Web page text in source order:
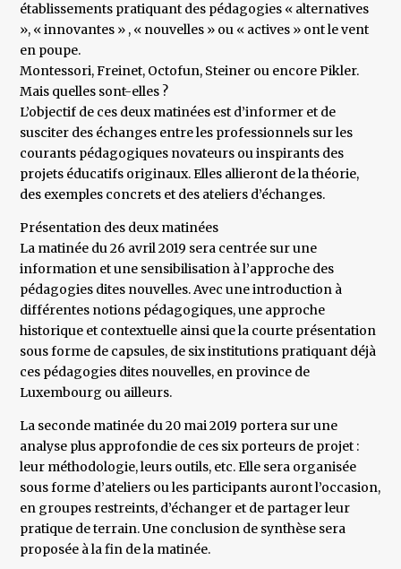
établissements pratiquant des pédagogies « alternatives
», « innovantes » , « nouvelles » ou « actives » ont le vent
en poupe.
Montessori, Freinet, Octofun, Steiner ou encore Pikler.
Mais quelles sont-elles ?
L’objectif de ces deux matinées est d’informer et de
susciter des échanges entre les professionnels sur les
courants pédagogiques novateurs ou inspirants des
projets éducatifs originaux. Elles allieront de la théorie,
des exemples concrets et des ateliers d’échanges.
Présentation des deux matinées
La matinée du 26 avril 2019 sera centrée sur une
information et une sensibilisation à l’approche des
pédagogies dites nouvelles. Avec une introduction à
différentes notions pédagogiques, une approche
historique et contextuelle ainsi que la courte présentation
sous forme de capsules, de six institutions pratiquant déjà
ces pédagogies dites nouvelles, en province de
Luxembourg ou ailleurs.
La seconde matinée du 20 mai 2019 portera sur une
analyse plus approfondie de ces six porteurs de projet :
leur méthodologie, leurs outils, etc. Elle sera organisée
sous forme d’ateliers ou les participants auront l’occasion,
en groupes restreints, d’échanger et de partager leur
pratique de terrain. Une conclusion de synthèse sera
proposée à la fin de la matinée.